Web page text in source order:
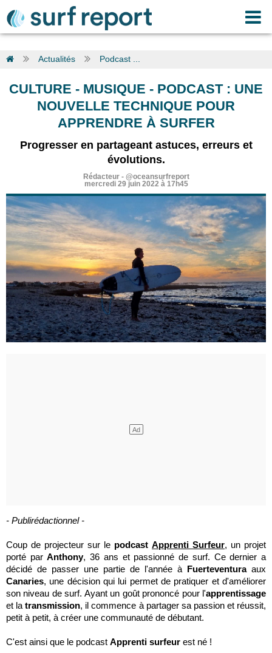
Actualités Podcast ...
CULTURE - MUSIQUE - PODCAST : UNE
NOUVELLE TECHNIQUE POUR
APPRENDRE À SURFER
Progresser en partageant astuces, erreurs et
évolutions.
Rédacteur- @oceansurfreport
mercredi 29 juin 2022 à 17h45
- Publirédactionnel -
Coup de projecteur sur le podcast Apprenti Surfeur, un projet
porté parAnthony, 36 ans et passionné de surf. Ce dernier a
décidé de passer une partie de l'année à Fuerteventuraaux
Canaries, une décision qui lui permet de pratiquer et d'améliorer
son niveau de surf. Ayant un goût prononcé pour l'apprentissage
et latransmission, il commence à partager sa passion et réussit,
petit à petit, à créer une communauté de débutant.
C'est ainsi que le podcast Apprenti surfeur est né !